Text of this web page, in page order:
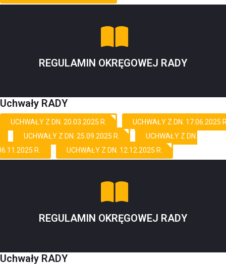
REGULAMIN OKRĘGOWEJ RADY
Uchwały RADY
UCHWAŁY Z DN. 20.03.2025 R.
UCHWAŁY Z DN. 17.06.2025
UCHWAŁY Z DN. 25.09.2025 R.
UCHWAŁY Z DN.
R.
UCHWAŁY Z DN. 12.12.2025 R.
REGULAMIN OKRĘGOWEJ RADY
Uchwały RADY